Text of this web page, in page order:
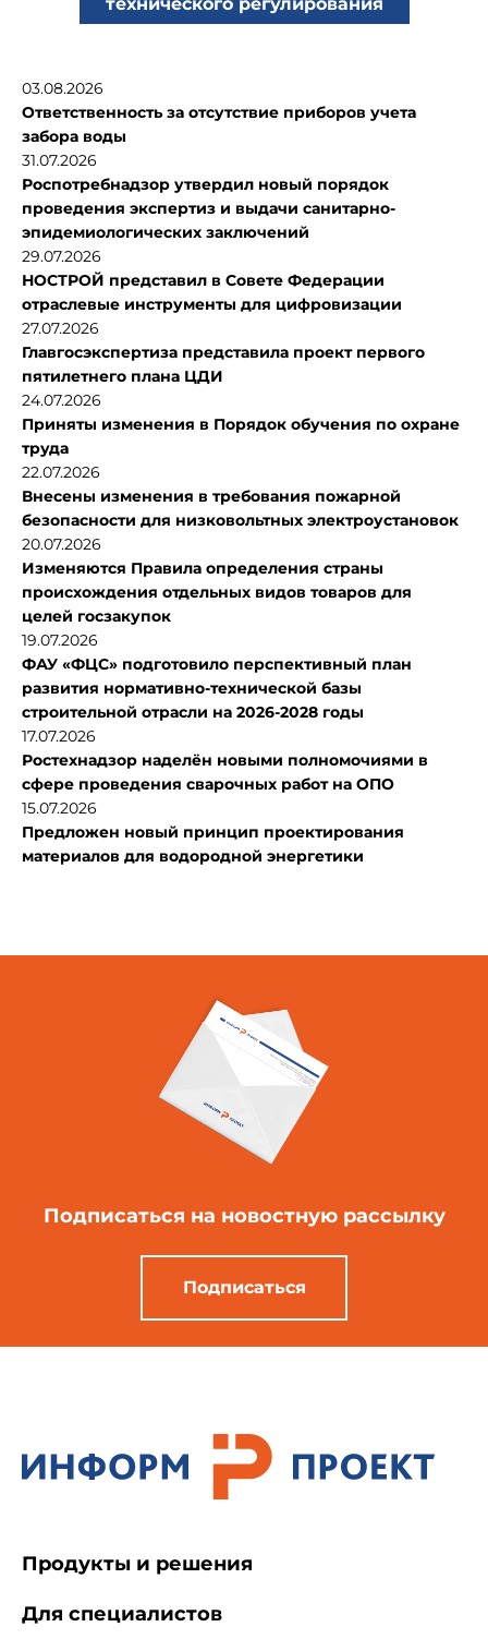
03.08.2026
Ответственность за отсутствие приборов учета
забора воды
31.07.2026
Роспотребнадзор утвердил новый порядок
проведения экспертиз и выдачи санитарно-
эпидемиологических заключений
29.07.2026
НОСТРОЙ представил в Совете Федерации
отраслевые инструменты для цифровизации
27.07.2026
Главгосэкспертиза представила проект первого
пятилетнего плана ЦДИ
24.07.2026
Приняты изменения в Порядок обучения по охране
труда
22.07.2026
Внесены изменения в требования пожарной
безопасности для низковольтных электроустановок
20.07.2026
Изменяются Правила определения страны
происхождения отдельных видов товаров для
целей госзакупок
19.07.2026
ФАУ «ФЦС» подготовило перспективный план
развития нормативно-технической базы
строительной отрасли на 2026-2028 годы
17.07.2026
Ростехнадзор наделён новыми полномочиями в
сфере проведения сварочных работ на ОПО
15.07.2026
Предложен новый принцип проектирования
материалов для водородной энергетики
Подписаться на новостную рассылку
Подписаться
Продукты и решения
Для специалистов